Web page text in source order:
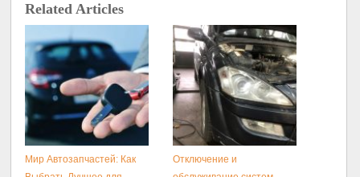
Related Articles
Мир Автозапчастей: Как
Отключение и